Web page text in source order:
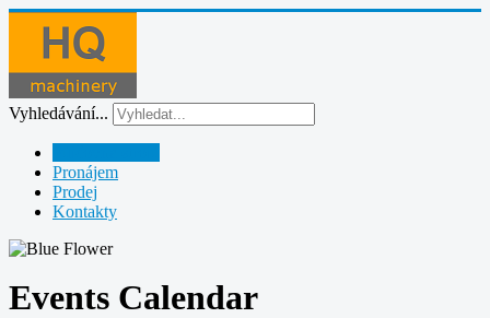
Vyhledávání...
Pronájem
Prodej
Kontakty
Events Calendar